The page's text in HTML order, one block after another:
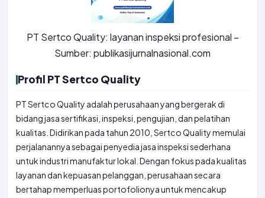
PT Sertco Quality: layanan inspeksi profesional –
Sumber: publikasijurnalnasional.com
Profil PT Sertco Quality
PT Sertco Quality adalah perusahaan yang bergerak di
bidang jasa sertifikasi, inspeksi, pengujian, dan pelatihan
kualitas. Didirikan pada tahun 2010, Sertco Quality memulai
perjalanannya sebagai penyedia jasa inspeksi sederhana
untuk industri manufaktur lokal. Dengan fokus pada kualitas
layanan dan kepuasan pelanggan, perusahaan secara
bertahap memperluas portofolionya untuk mencakup